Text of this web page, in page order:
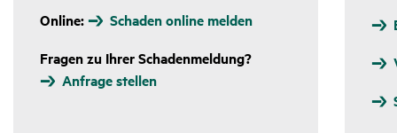
Online:
Schaden online melden
Fragen zu Ihrer Schadenmeldung?
Anfrage stellen